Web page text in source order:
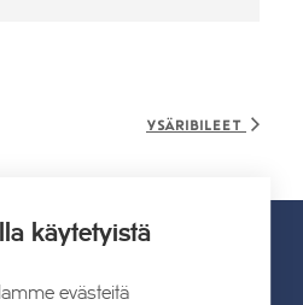
Ysäribileet
käytetyistä
evästeitä